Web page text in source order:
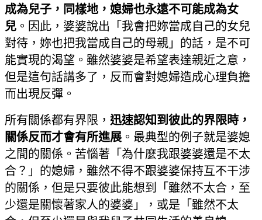
成為兒子，同樣地，媳婦也永遠不可能成為女
兒 。因此，婆婆說出「我會把妳當成自己的女兒
對待，妳也把我當成自己的母親」的話，是不可
能實現的渴望。雖然婆婆是希望表達親近之意，
但是這句話講多了，反而會對媳婦造成心理負擔
而出現反彈。
所有關係都有界限， 迅速認知到彼此的界限時，
關係反而才會有所進展 。最典型的例子就是婆媳
之間的關係。苦惱著「為什麼我跟婆婆還是不太
合？」的媳婦，雖然不得不跟婆婆保持互不干涉
的關係，但是只要彼此能想到「雖然不太合，至
少還是關懷著家人的婆婆」，或是「雖然不太